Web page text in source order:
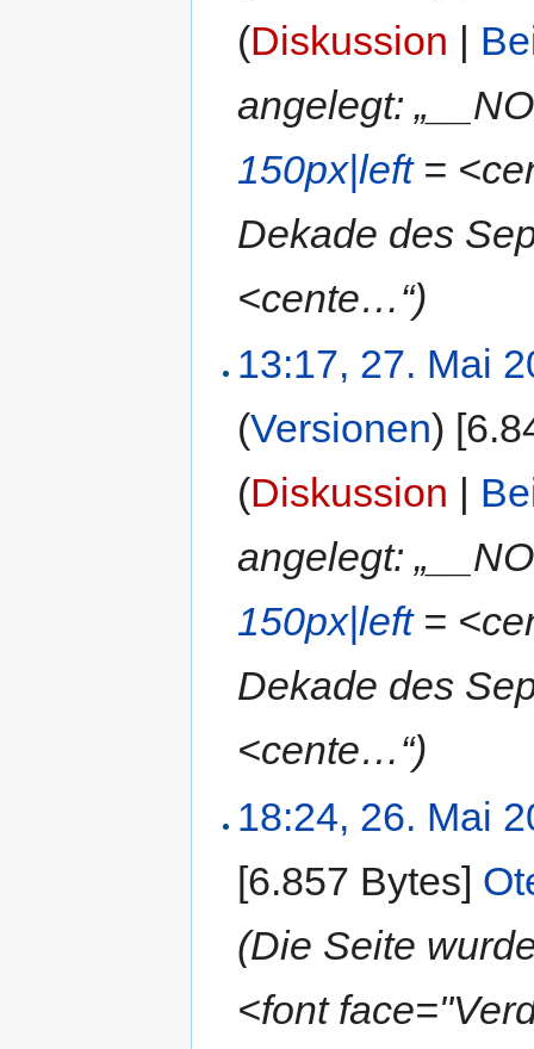
(Diskussion |
angelegt:
150px|left=
Dekade des
<cente…“)
13:17, 27. Mai
(Versionen)
(Diskussion
angelegt:
150px|left=
Dekade des
<cente…“)
18:24, 26. Mai
[6.857 Bytes]
(Die Seite
<font